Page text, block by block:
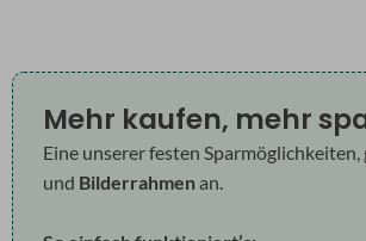
Mehr kaufen, mehr
Eine unserer festen
und Bilderrahmenan.